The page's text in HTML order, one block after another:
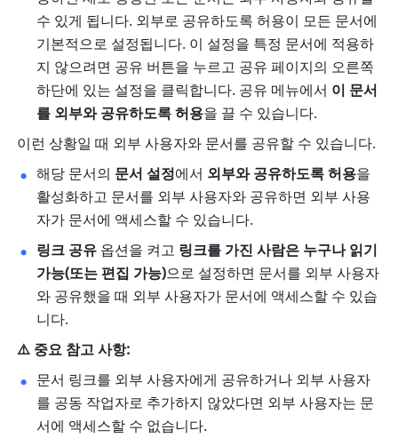
수 있게 됩니다. 외부로 공유하도록 허용이 모든 문서에
기본적으로 설정됩니다. 이 설정을 특정 문서에 적용하
지 않으려면 공유 버튼을 누르고 공유 페이지의 오른쪽
하단에 있는 설정을 클릭합니다. 공유 메뉴에서 이 문서
를 외부와 공유하도록 허용을 끌 수 있습니다.
이런 상황일 때 외부 사용자와 문서를 공유할 수 있습니다.
해당 문서의 문서 설정에서 외부와 공유하도록 허용을
활성화하고 문서를 외부 사용자와 공유하면 외부 사용
자가 문서에 액세스할 수 있습니다.
링크 공유 옵션을 켜고 링크를 가진 사람은 누구나 읽기
가능(또는 편집 가능)으로 설정하면 문서를 외부 사용자
와 공유했을 때 외부 사용자가 문서에 액세스할 수 있습
니다.
⚠️ 중요 참고 사항:
문서 링크를 외부 사용자에게 공유하거나 외부 사용자
를 공동 작업자로 추가하지 않았다면 외부 사용자는 문
서에 액세스할 수 없습니다.